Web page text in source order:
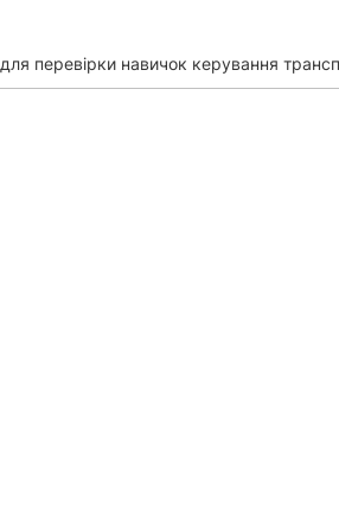
для перевірки навичок керування